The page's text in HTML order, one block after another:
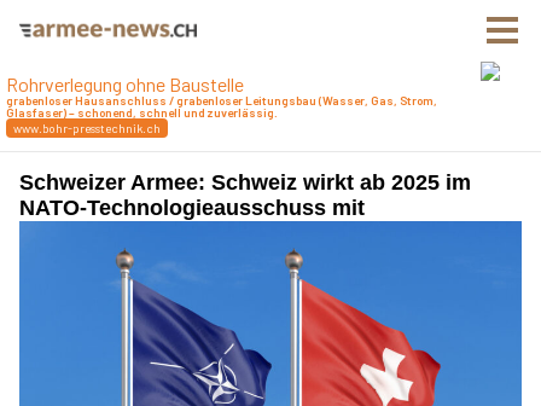
Schweizer Armee: Schweiz wirkt ab 2025 im
NATO-Technologieausschuss mit